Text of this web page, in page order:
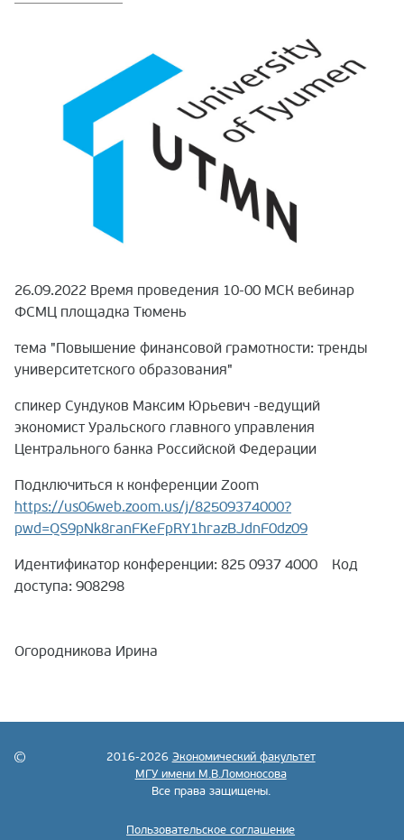
26.09.2022 Время проведения 10-00 МСК вебинар
ФСМЦ площадка Тюмень
тема "Повышение финансовой грамотности: тренды
университетского образования"
спикер Сундуков Максим Юрьевич -ведущий
экономист Уральского главного управления
Центрального банка Российской Федерации
Подключиться к конференции Zoom
https://us06web.zoom.us/j/82509374000?
pwd=QS9pNk8ranFKeFpRY1hrazBJdnF0dz09
Идентификатор конференции: 825 0937 4000 Код
доступа: 908298
Огородникова Ирина
2016-2026 Экономический факультет
МГУ имени М.В.Ломоносова
Все права защищены.
Пользовательское соглашение